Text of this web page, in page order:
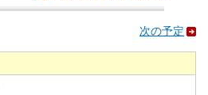
次の予定